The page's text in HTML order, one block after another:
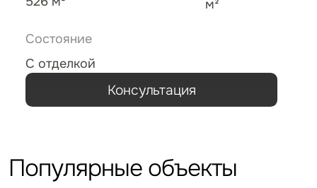
м²
Состояние
С отделкой
Консультация
Популярные объекты